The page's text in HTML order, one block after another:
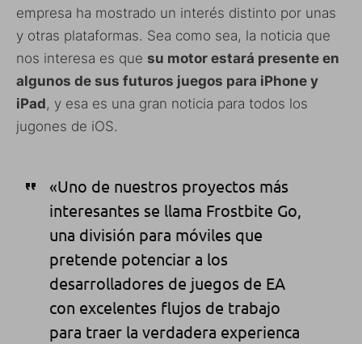
empresa ha mostrado un interés distinto por unas
y otras plataformas. Sea como sea, la noticia que
nos interesa es que su motor estará presente en
algunos de sus futuros juegos para iPhone y
iPad, y esa es una gran noticia para todos los
jugones de iOS.
«Uno de nuestros proyectos más
interesantes se llama Frostbite Go,
una división para móviles que
pretende potenciar a los
desarrolladores de juegos de EA
con excelentes flujos de trabajo
para traer la verdadera experienca